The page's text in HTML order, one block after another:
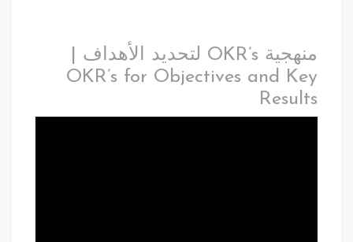
منهجية OKR’s لتحديد الأهداف |
OKR’s for Objectives and Key
Results